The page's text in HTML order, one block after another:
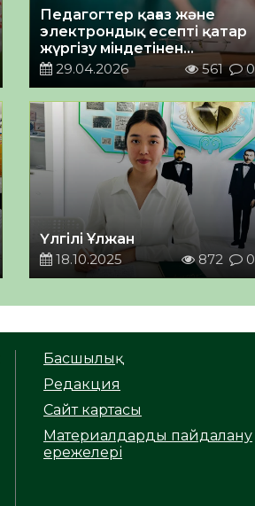
Педагогтер қағаз және
электрондық есепті қатар
жүргізу міндетінен
босатылады
29.04.2026 561 0
Үлгілі Ұлжан
18.10.2025
872 0
Басшылық
Редакция
Сайт картасы
Материалдарды пайдалану
ережелері